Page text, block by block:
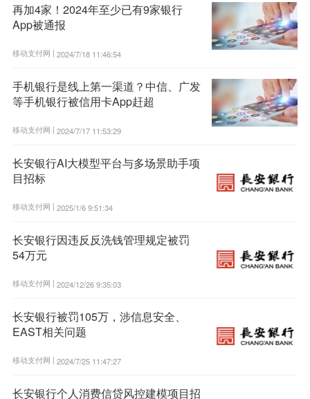
再加4家！2024年至少已有9家银行
App被通报
移动支付网 | 2024/7/18 11:46:54
手机银行是线上第一渠道？中信、广发
等手机银行被信用卡App赶超
移动支付网 | 2024/7/17 11:53:29
长安银行AI大模型平台与多场景助手项
目招标
移动支付网 | 2025/1/6 9:51:34
长安银行因违反反洗钱管理规定被罚
54万元
移动支付网 | 2024/12/26 9:35:03
长安银行被罚105万，涉信息安全、
EAST相关问题
移动支付网 | 2024/7/25 11:47:27
长安银行个人消费信贷风控建模项目招